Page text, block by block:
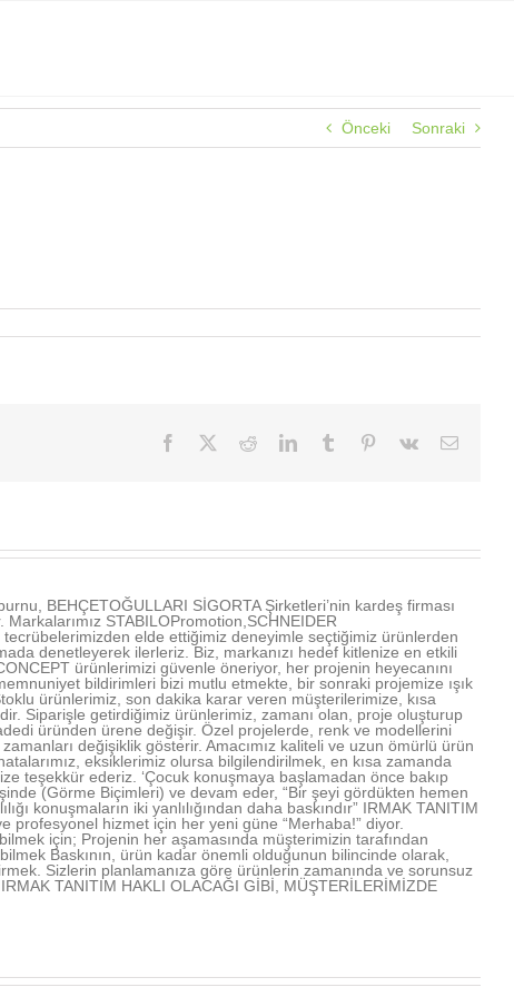
Önceki Sonraki
Facebook RedditLinkedInTumblr Pinterest
Vk
E-
BEHÇETOĞULLARI SİGORTA Şirketleri’nin kardeş firması
Markalarımız STABILOPromotion,SCHNEIDER
tecrübelerimizden elde ettiğimiz deneyimle seçtiğimiz ürünlerden
denetleyerek ilerleriz. Biz, markanızı hedef kitlenize en etkili
ürünlerimizi güvenle öneriyor, her projenin heyecanını
bildirimleri bizi mutlu etmekte, bir sonraki projemize ışık
ürünlerimiz, son dakika karar veren müşterilerimize, kısa
Siparişle getirdiğimiz ürünlerimiz, zamanı olan, proje oluşturup
üründen ürene değişir. Özel projelerde, renk ve modellerini
değişiklik gösterir. Amacımız kaliteli ve uzun ömürlü ürün
eksiklerimiz olursa bilgilendirilmek, en kısa zamanda
teşekkür ederiz. ‘Çocuk konuşmaya başlamadan önce bakıp
(Görme Biçimleri) ve devam eder, “Bir şeyi gördükten hemen
konuşmaların iki yanlılığından daha baskındır” IRMAK TANITIM
profesyonel hizmet için her yeni güne “Merhaba!” diyor.
için; Projenin her aşamasında müşterimizin tarafından
Baskının, ürün kadar önemli olduğunun bilincinde olarak,
Sizlerin planlamanıza göre ürünlerin zamanında ve sorunsuz
TANITIM HAKLI OLACAĞI GİBİ, MÜŞTERİLERİMİZDE